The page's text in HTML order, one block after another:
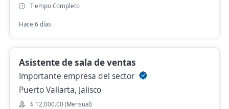
Tiempo Completo
Hace 6 días
Asistente de sala de ventas
Importante empresa del sector
Puerto Vallarta, Jalisco
$ 12,000.00 (Mensual)